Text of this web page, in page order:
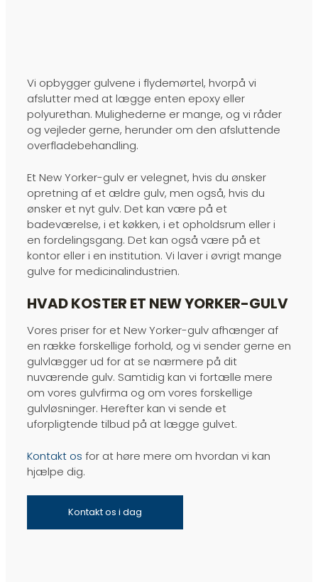
Vi opbygger gulvene i flydemørtel, hvorpå vi
afslutter med at lægge enten epoxy eller
polyurethan. Mulighederne er mange, og vi råder
og vejleder gerne, herunder om den afsluttende
overfladebehandling.​
Et New Yorker-gulv er velegnet, hvis du ønsker
opretning af et ældre gulv, men også, hvis du
ønsker et nyt gulv. Det kan være på et
badeværelse, i et køkken, i et opholdsrum eller i
en fordelingsgang. Det kan også være på et
kontor eller i en institution. Vi laver i øvrigt mange
gulve for medicinalindustrien.​
HVAD KOSTER ET NEW YORKER-GULV
​Vores priser for et New Yorker-gulv afhænger af
en række forskellige forhold, og vi sender gerne en
gulvlægger ud for at se nærmere på dit
nuværende gulv. Samtidig kan vi fortælle mere
om vores gulvfirma og om vores forskellige
gulvløsninger. Herefter kan vi sende et
uforpligtende tilbud på at lægge gulvet.
Kontakt os for at høre mere om hvordan vi kan
hjælpe dig.
Kontakt os i dag